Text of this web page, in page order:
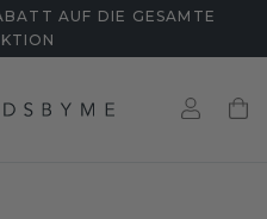
AUF DIE GESAMTE